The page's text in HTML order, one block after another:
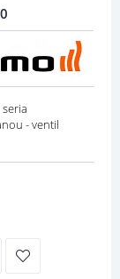
seria
- ventil